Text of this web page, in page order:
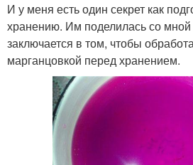
И у меня есть один секрет как
хранению. Им поделилась со
заключается в том, чтобы
марганцовкой перед хранением.